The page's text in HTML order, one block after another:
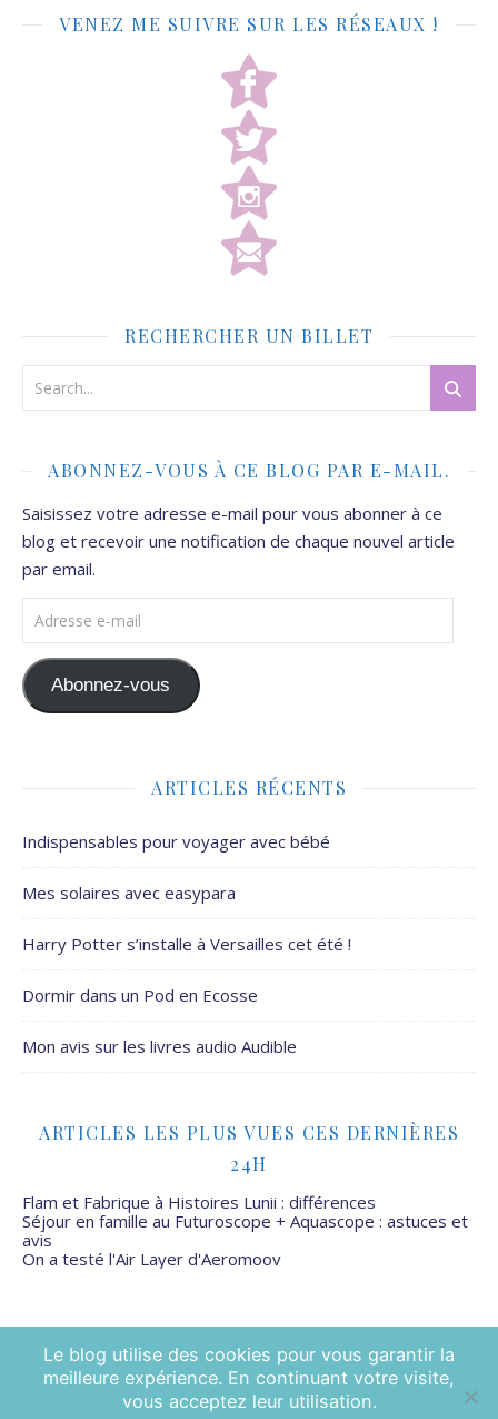
VENEZ ME SUIVRE SUR LES RÉSEAUX !
RECHERCHER UN BILLET
ABONNEZ-VOUS À CE BLOG PAR E-MAIL.
Saisissez votre adresse e-mail pour vous abonner à ce
blog et recevoir une notification de chaque nouvel article
par email.
Adresse e-mail
Abonnez-vous
ARTICLES RÉCENTS
Indispensables pour voyager avec bébé
Mes solaires avec easypara
Harry Potter s’installe à Versailles cet été !
Dormir dans un Pod en Ecosse
Mon avis sur les livres audio Audible
ARTICLES LES PLUS VUES CES DERNIÈRES
24H
Flam et Fabrique à Histoires Lunii : différences
Séjour en famille au Futuroscope + Aquascope : astuces et
avis
On a testé l'Air Layer d'Aeromoov
Mamans Mais Pas Que - 2026 ©
Le blog utilise des cookies pour vous garantir la
meilleure expérience. En continuant votre visite,
vous acceptez leur utilisation.